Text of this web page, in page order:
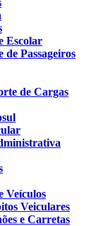
Escolar
Passageiros
de Cargas
Veículos
Veiculares
e Carretas